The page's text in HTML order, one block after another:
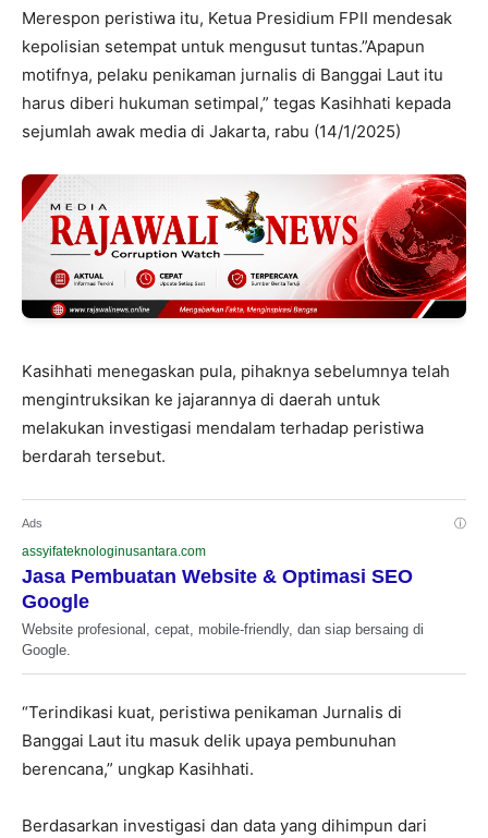
Merespon peristiwa itu, Ketua Presidium FPII mendesak
kepolisian setempat untuk mengusut tuntas.”Apapun
motifnya, pelaku penikaman jurnalis di Banggai Laut itu
harus diberi hukuman setimpal,” tegas Kasihhati kepada
sejumlah awak media di Jakarta, rabu (14/1/2025)
Kasihhati menegaskan pula, pihaknya sebelumnya telah
mengintruksikan ke jajarannya di daerah untuk
melakukan investigasi mendalam terhadap peristiwa
berdarah tersebut.
Ads ⓘ
assyifateknologinusantara.com
Jasa Pembuatan Website & Optimasi SEO
Google
Website profesional, cepat, mobile-friendly, dan siap bersaing di
Google.
“Terindikasi kuat, peristiwa penikaman Jurnalis di
Banggai Laut itu masuk delik upaya pembunuhan
berencana,” ungkap Kasihhati.
Berdasarkan investigasi dan data yang dihimpun dari